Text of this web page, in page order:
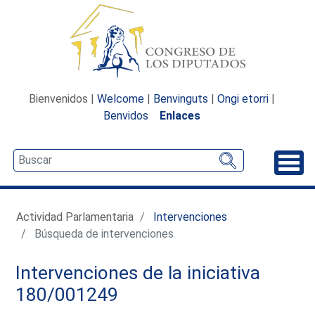
Bienvenidos | Welcome | Benvinguts | Ongi etorri |
Benvidos
Enlaces
Actividad Parlamentaria
Intervenciones
Búsqueda de intervenciones
Intervenciones de la iniciativa
180/001249